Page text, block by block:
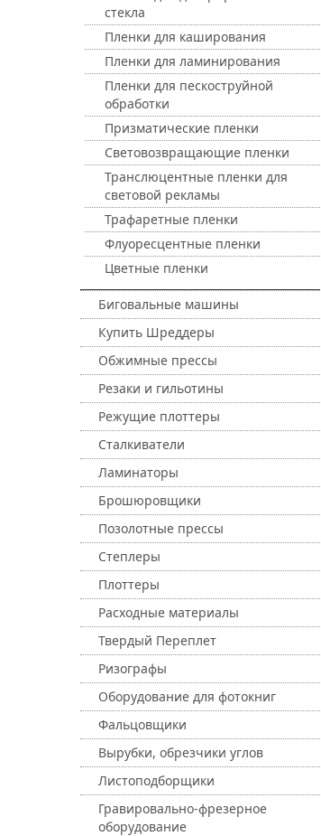
стекла
Пленки для каширования
Пленки для ламинирования
Пленки для пескоструйной
обработки
Призматические пленки
Световозвращающие пленки
Транслюцентные пленки для
световой рекламы
Трафаретные пленки
Флуоресцентные пленки
Цветные пленки
Биговальные машины
Купить Шреддеры
Обжимные прессы
Резаки и гильотины
Режущие плоттеры
Сталкиватели
Ламинаторы
Брошюровщики
Позолотные прессы
Степлеры
Плоттеры
Расходные материалы
Твердый Переплет
Ризографы
Оборудование для фотокниг
Фальцовщики
Вырубки, обрезчики углов
Листоподборщики
Гравировально-фрезерное
оборудование